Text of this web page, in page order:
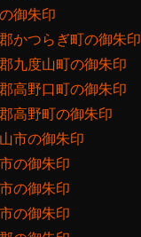
御朱印
かつらぎ町の御朱印
九度山町の御朱印
高野口町の御朱印
高野町の御朱印
市の御朱印
の御朱印
の御朱印
の御朱印